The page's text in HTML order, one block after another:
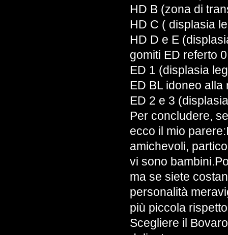
HD B (zona di
HD C ( displasia
HD D e E
gomiti ED referto
ED 1 (displasia
ED BL idoneo alla
ED 2 e 3
Per concludere,
ecco il mio
amichevoli,
vi sono
ma se siete
personalità
più piccola
Scegliere il